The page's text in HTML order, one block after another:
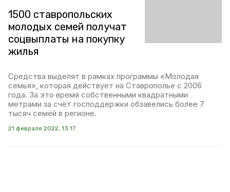
1500 ставропольских
молодых семей получат
соцвыплаты на покупку
жилья
Средства выделят в рамках программы «Молодая
семья», которая действует на Ставрополье с 2006
года. За это время собственными квадратными
метрами за счёт господдержки обзавелись более 7
тысяч семей в регионе.
21 февраля 2022, 13:17